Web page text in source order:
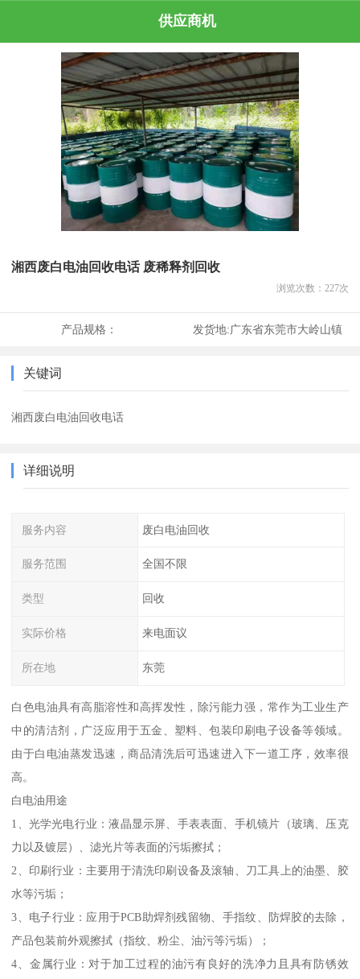
供应商机
湘西废白电油回收电话 废稀释剂回收
浏览次数： 227次
产品规格： 发货地:广东省东莞市大岭山镇
关键词
湘西废白电油回收电话
详细说明
服务内容 废白电油回收
服务范围 全国不限
类型 回收
实际价格 来电面议
所在地 东莞
白色电油具有高脂溶性和高挥发性，除污能力强，常作为工业生产
中的清洁剂，广泛应用于五金、塑料、包装印刷电子设备等领域。
由于白电油蒸发迅速，商品清洗后可迅速进入下一道工序，效率很
高。
白电油用途
1、光学光电行业：液晶显示屏、手表表面、手机镜片（玻璃、压克
力以及镀层）、滤光片等表面的污垢擦拭；
2、印刷行业：主要用于清洗印刷设备及滚轴、刀工具上的油墨、胶
水等污垢；
3、电子行业：应用于PCB助焊剂残留物、手指纹、防焊胶的去除，
产品包装前外观擦拭（指纹、粉尘、油污等污垢）；
4、金属行业：对于加工过程的油污有良好的洗净力且具有防锈效